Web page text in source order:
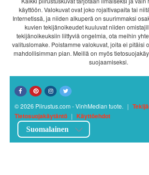
käyttöön. Valokuvat ovat joko rojaltivapaita tai
Internetissä, ja niiden alkuperä on suurimmaksi
kuvien tekijänoikeudet kuuluvat niiden
tekijänoikeuksiin liittyviä ongelmia, ota meihin
valituslomake. Poistamme valokuvat, joita ei pitäisi
mahdollisimman pian. Meillä on myös
suojaamiseksi.
© 2026 Piirustus.com - VinhMedian tuote. |
Tietosuojakäytäntö | Käyttöehdot
Suomalainen